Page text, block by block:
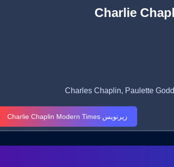
Charlie
زیرنویس Charlie Chaplin Modern Times